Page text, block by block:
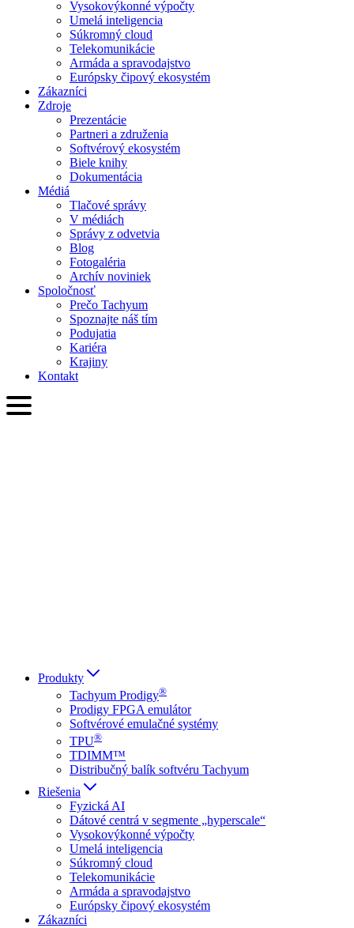
Vysokovýkonné výpočty
Umelá inteligencia
Súkromný cloud
Telekomunikácie
Armáda a spravodajstvo
Európsky čipový ekosystém
Zákazníci
Zdroje
Prezentácie
Partneri a združenia
Softvérový ekosystém
Biele knihy
Dokumentácia
Médiá
Tlačové správy
V médiách
Správy z odvetvia
Blog
Fotogaléria
Archív noviniek
Spoločnosť
Prečo Tachyum
Spoznajte náš tím
Podujatia
Kariéra
Krajiny
Kontakt
Produkty
Tachyum Prodigy®
Prodigy FPGA emulátor
Softvérové emulačné systémy
TPU®
TDIMM™
Distribučný balík softvéru Tachyum
Riešenia
Fyzická AI
Dátové centrá v segmente „hyperscale“
Vysokovýkonné výpočty
Umelá inteligencia
Súkromný cloud
Telekomunikácie
Armáda a spravodajstvo
Európsky čipový ekosystém
Zákazníci